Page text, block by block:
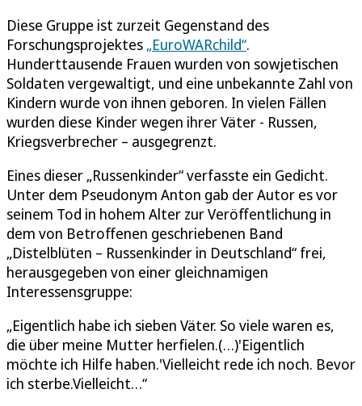
Diese Gruppe ist zurzeit Gegenstand des
Forschungsprojektes „EuroWARchild“.
Hunderttausende Frauen wurden von sowjetischen
Soldaten vergewaltigt, und eine unbekannte Zahl von
Kindern wurde von ihnen geboren. In vielen Fällen
wurden diese Kinder wegen ihrer Väter - Russen,
Kriegsverbrecher – ausgegrenzt.
Eines dieser „Russenkinder“ verfasste ein Gedicht.
Unter dem Pseudonym Anton gab der Autor es vor
seinem Tod in hohem Alter zur Veröffentlichung in
dem von Betroffenen geschriebenen Band
„Distelblüten – Russenkinder in Deutschland“ frei,
herausgegeben von einer gleichnamigen
Interessensgruppe:
„Eigentlich habe ich sieben Väter. So viele waren es,
die über meine Mutter herfielen.(…)'Eigentlich
möchte ich Hilfe haben.'Vielleicht rede ich noch. Bevor
ich sterbe.Vielleicht…“